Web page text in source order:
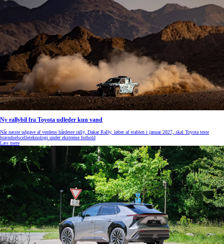
Ny rallybil fra Toyota udleder kun vand
Når næste udgave af verdens hårdeste rally, Dakar Rally, løber af stablen i januar 2027, skal Toyota teste
brændselscelleteknologi under ekstreme forhold
Læs mere